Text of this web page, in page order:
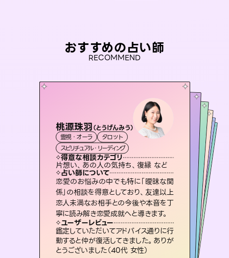
おすすめの占い師
RECOMMEND
桃源珠羽（とうげんみう）
霊視・オーラ
タロット
スピリチュアル・リーディング
得意な相談カテゴリ
片想い、あの人の気持ち、復縁 など
占い師について
恋愛のお悩みの中でも特に「曖昧な関
係」の相談を得意としており、友達以上
恋人未満なお相手との今後や本音を丁
寧に読み解き恋愛成就へと導きます。
ユーザーレビュー
鑑定していただいてアドバイス通りに行
動すると仲が復活してきました。ありが
とうございました（40代 女性）
アイリス -iris-
西洋占星術 タロット
ルーン
得意な相談カテゴリ
恋愛総合、片想い、二人の未来 など
占い師について
復縁、恋愛、不倫の行方、同性愛や片
思い、仕事関係や借金問題まで知りた
いことや心の負担になっていることを
紐解き、背中をそっと押して導きます。
ユーザーレビュー
安心感のあり、言い切ってくれる所や濁
さない鑑定のおかげで、毎回自分の気
持ちを整えられます（30代 男性）
セラピスト理恵
霊視・オーラ
スピリチュアル・リーディング
得意な相談カテゴリ
片想い、二人の未来、年の差 など
占い師について
連絡再開、復縁、成就などの報告実績
多数。セラピストとして2万超の施術経
験があるからこそできる鑑定で、より良
い未来をサポートします。
ユーザーレビュー
とても心温まる鑑定でした。しかもこち
らは何も言っていないのに視えていらっ
しゃるんだなと驚きです（30代女性）
おう 霊感オラクル
霊視・オーラ
オラクルカード
得意な相談カテゴリ
恋愛総合、あの人の気持ち など
占い師について
霊視×オラクルカードを使って「今」と「未来」そして「気になるあの人の気持ち」まで丁寧に読み解き、恋や人生のヒントを優しく引き出します。
ユーザーレビュー
不安な気持ちが嘘みたいに晴れまし
た…！よく視えていらっしゃるんだなと
感じました（40代 女性）
未来視師＊花
霊視・オーラ
スピリチュアル・リーディング
得意な相談カテゴリ
出逢い、片想い、復縁 など
占い師について
未来には何パターンもの選択肢があり
ます。不安で視えにくくなっているあな
たの素敵な未来を見つけ、その未来を
選択できるようアドバイスします。
ユーザーレビュー
職場の人の性質や人間関係、本心など
本当によく視えていてびっくり。対策が
打てて前向きになれます（40代）
彗望（すいぼう
霊視・オーラ
スピリチュアル・リーディング
得意な相談カテゴリ
片想い、あの人の気持ち、復縁 など
占い師について
3,700年以上の歴史を持つ東洋最古の
占術「易占」で詳細まで占い、幸せへ向
かう道筋を示します。厳しい結果にも具
体的な対策をお伝えします。
ユーザーレビュー
複雑な背景もしっかり聞いて鑑定して
いただけました。気持ちが楽になりまし
た（50代 女性）